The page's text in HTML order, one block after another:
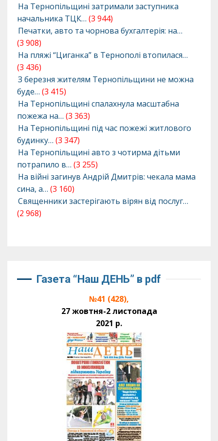
На Тернопільщині затримали заступника
начальника ТЦК… (3 944)
Печатки, авто та чорнова бухгалтерія: на…
(3 908)
На пляжі “Циганка” в Тернополі втопилася…
(3 436)
З березня жителям Тернопільщини не можна
буде… (3 415)
На Тернопільщині спалахнула масштабна
пожежа на… (3 363)
На Тернопільщині під час пожежі житлового
будинку… (3 347)
На Тернопільщині авто з чотирма дітьми
потрапило в… (3 255)
На війні загинув Андрій Дмитрів: чекала мама
сина, а… (3 160)
Священники застерігають вірян від послуг…
(2 968)
Газета “Наш ДЕНЬ” в pdf
№41 (428),
27 жовтня-2 листопада
2021 р.